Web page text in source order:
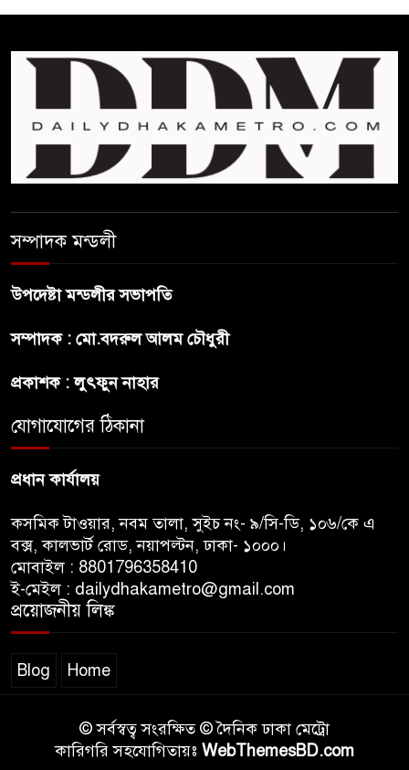
প্রথম শ্রেণি ছাড়া অন্য সব শ্রেণিতে
হবে ভর্তি পরীক্ষা: শিক্ষা মন্ত্রণালয়
কাউকে অসম্মান করতে নয়,
জনগনের অধিকার আদায়ে এসেছিঃ
জামাতের আমির
বন্ধুত্ব : ব্রেট লি
সম্পাদক মন্ডলী
উপদেষ্টা মন্ডলীর সভাপতি
সম্পাদক : মো.বদরুল আলম চৌধুরী
প্রকাশক : লুৎফুন নাহার
যোগাযোগের ঠিকানা
প্রধান কার্যালয়
কসমিক টাওয়ার, নবম তালা, সুইচ নং- ৯/সি-ডি, ১০৬/কে এ
বক্স, কালভার্ট রোড, নয়াপল্টন, ঢাকা- ১০০০।
মোবাইল : 8801796358410
ই-মেইল : dailydhakametro@gmail.com
প্রয়োজনীয় লিঙ্ক
Blog Home
© সর্বস্বত্ব সংরক্ষিত © দৈনিক ঢাকা মেট্রো
কারিগরি সহযোগিতায়ঃ WebThemesBD.com